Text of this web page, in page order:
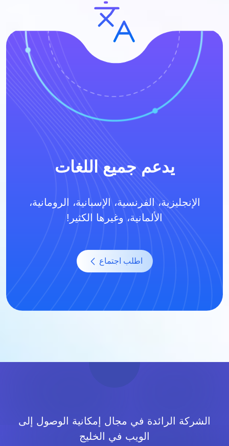
يدعم جميع اللغات
الإنجليزية، الفرنسية، الإسبانية، الرومانية،
الألمانية، وغيرها الكثير!
اطلب اجتماع
الشركة الرائدة في مجال إمكانية الوصول إلى
الويب في الخليج